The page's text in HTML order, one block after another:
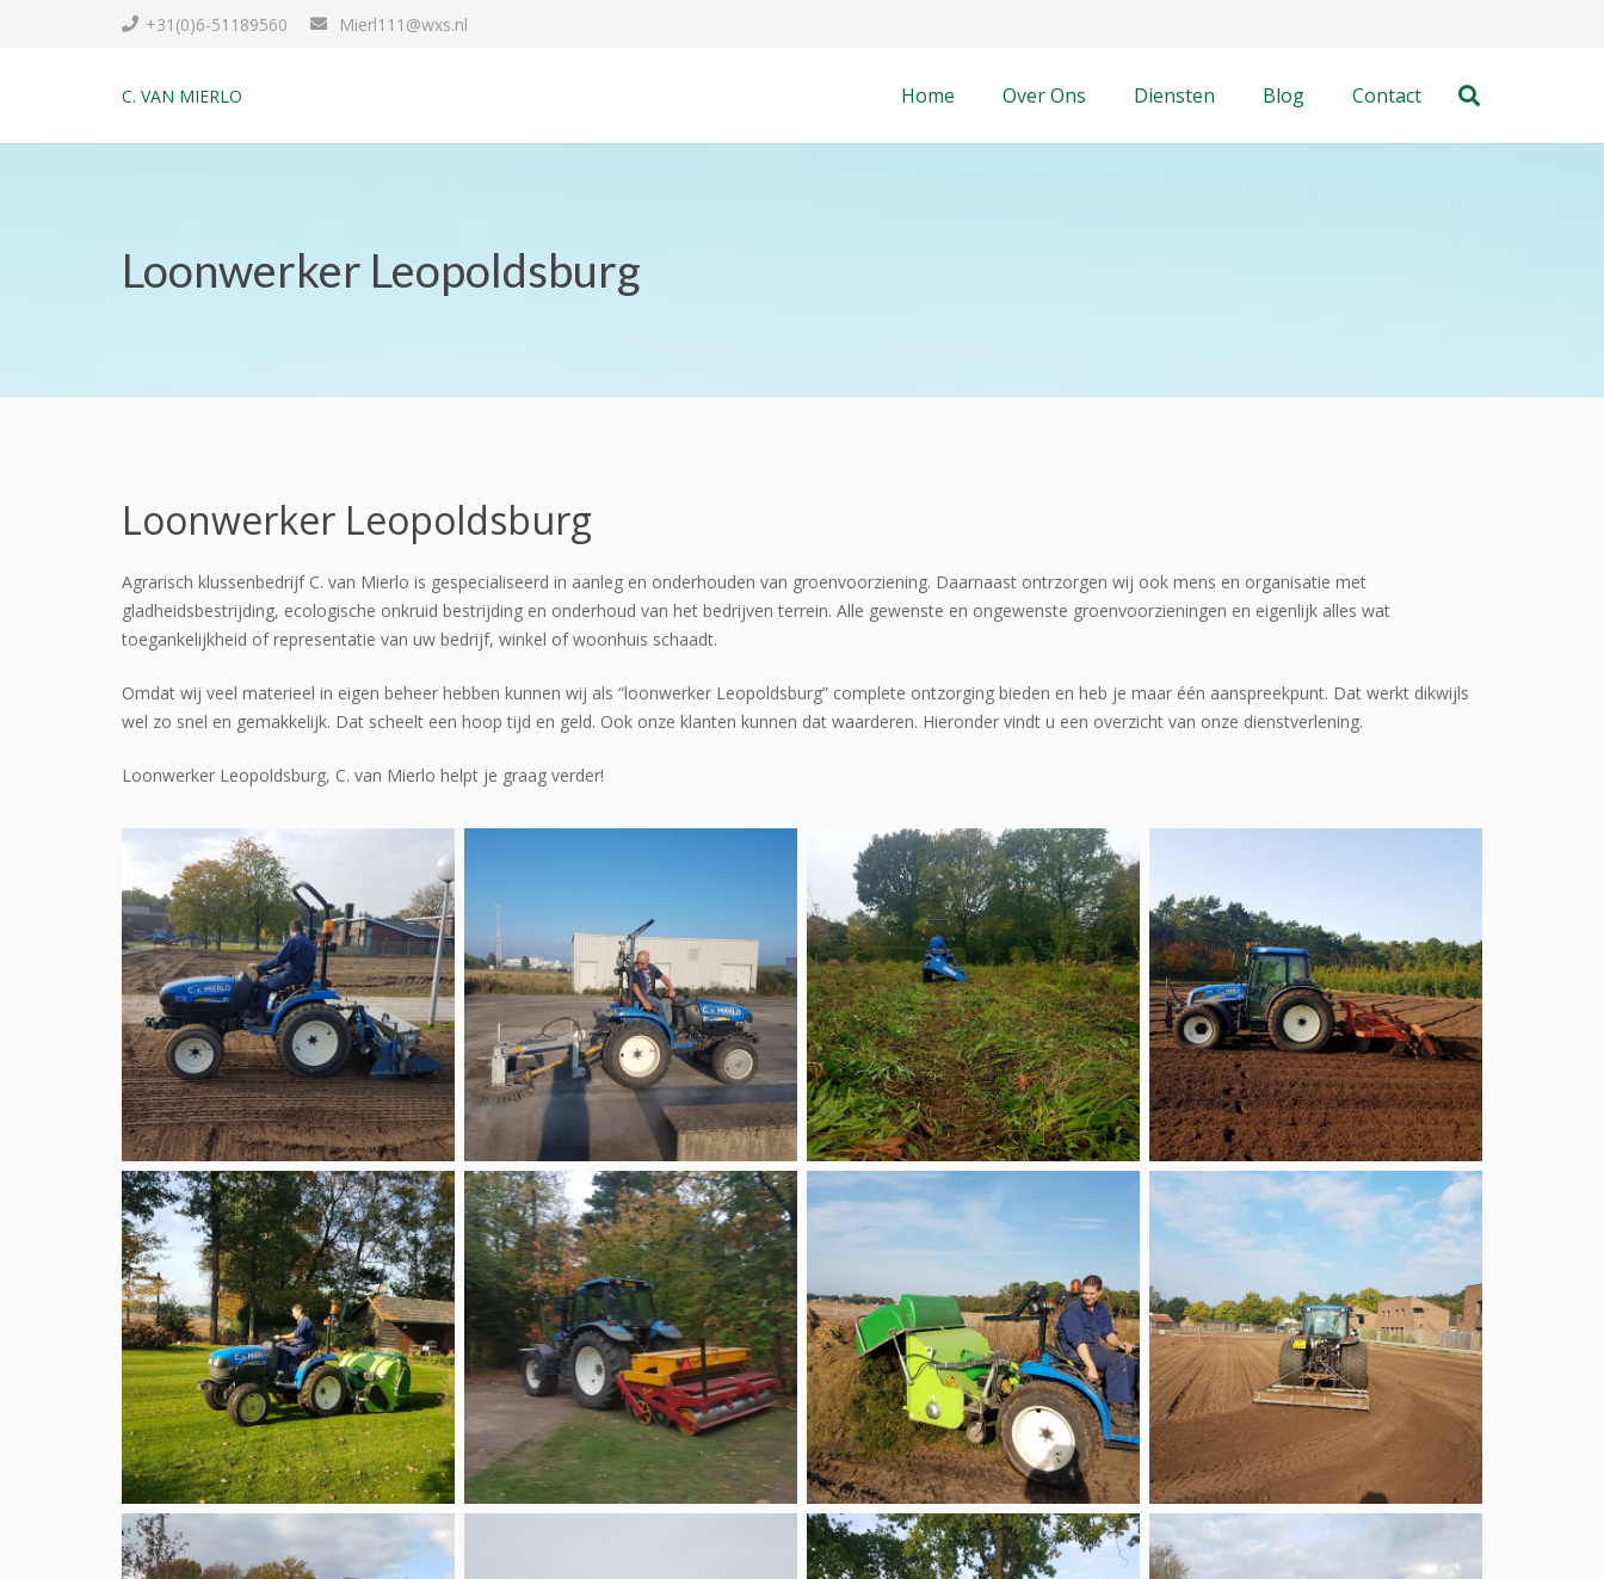
+31(0)6-51189560 Mierl111@wxs.nl
C. VAN MIERLO Home Over Ons Diensten Blog Contact
Loonwerker Leopoldsburg
Loonwerker Leopoldsburg
Agrarisch klussenbedrijf C. van Mierlo is gespecialiseerd in aanleg en onderhouden van groenvoorziening. Daarnaast ontrzorgen wij ook mens en organisatie met
gladheidsbestrijding, ecologische onkruid bestrijding en onderhoud van het bedrijven terrein. Alle gewenste en ongewenste groenvoorzieningen en eigenlijk alles wat
toegankelijkheid of representatie van uw bedrijf, winkel of woonhuis schaadt.
Omdat wij veel materieel in eigen beheer hebben kunnen wij als “loonwerker Leopoldsburg” complete ontzorging bieden en heb je maar één aanspreekpunt. Dat werkt dikwijls
wel zo snel en gemakkelijk. Dat scheelt een hoop tijd en geld. Ook onze klanten kunnen dat waarderen. Hieronder vindt u een overzicht van onze dienstverlening.
Loonwerker Leopoldsburg, C. van Mierlo helpt je graag verder!